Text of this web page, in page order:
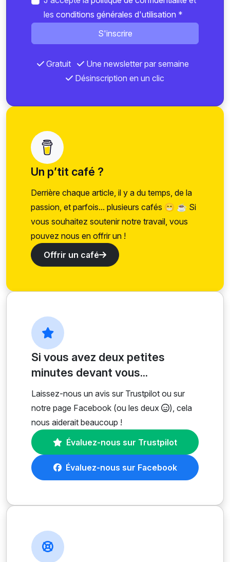
les conditions générales d'utilisation *
S'inscrire
Gratuit
Une newsletter par semaine
Désinscription en un clic
Un p’tit café ?
Derrière chaque article, il y a du temps, de la
passion, et parfois... plusieurs cafés 😁 ☕ Si
vous souhaitez soutenir notre travail, vous
pouvez nous en offrir un !
Offrir un café
Si vous avez deux petites
minutes devant vous...
Laissez-nous un avis sur Trustpilot ou sur
notre page Facebook (ou les deux
), cela
nous aiderait beaucoup !
Évaluez-nous sur Trustpilot
Évaluez-nous sur Facebook